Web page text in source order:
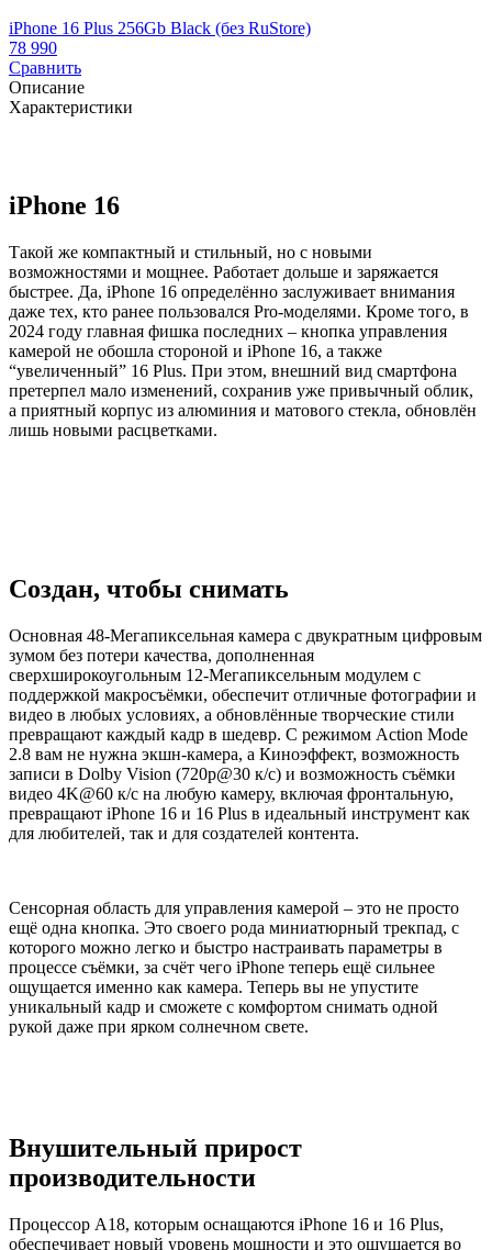
iPhone 16 Plus 256Gb Black (без RuStore)
78 990
Сравнить
Описание
Характеристики
iPhone 16
Такой же компактный и стильный, но с новыми
возможностями и мощнее. Работает дольше и заряжается
быстрее. Да, iPhone 16 определённо заслуживает внимания
даже тех, кто ранее пользовался Pro-моделями. Кроме того, в
2024 году главная фишка последних – кнопка управления
камерой не обошла стороной и iPhone 16, а также
“увеличенный” 16 Plus. При этом, внешний вид смартфона
претерпел мало изменений, сохранив уже привычный облик,
а приятный корпус из алюминия и матового стекла, обновлён
лишь новыми расцветками.
Создан, чтобы снимать
Основная 48-Мегапиксельная камера с двукратным цифровым
зумом без потери качества, дополненная
сверхширокоугольным 12-Мегапиксельным модулем с
поддержкой макросъёмки, обеспечит отличные фотографии и
видео в любых условиях, а обновлённые творческие стили
превращают каждый кадр в шедевр. С режимом Action Mode
2.8 вам не нужна экшн-камера, а Киноэффект, возможность
записи в Dolby Vision (720p@30 к/с) и возможность съёмки
видео 4K@60 к/с на любую камеру, включая фронтальную,
превращают iPhone 16 и 16 Plus в идеальный инструмент как
для любителей, так и для создателей контента.
Сенсорная область для управления камерой – это не просто
ещё одна кнопка. Это своего рода миниатюрный трекпад, с
которого можно легко и быстро настраивать параметры в
процессе съёмки, за счёт чего iPhone теперь ещё сильнее
ощущается именно как камера. Теперь вы не упустите
уникальный кадр и сможете с комфортом снимать одной
рукой даже при ярком солнечном свете.
Внушительный прирост
производительности
Процессор A18, которым оснащаются iPhone 16 и 16 Plus,
обеспечивает новый уровень мощности и это ощущается во